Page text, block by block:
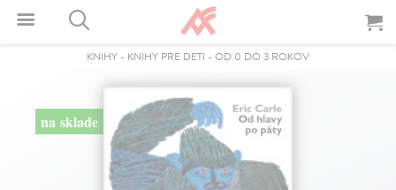
KNIHY - KNIHY PRE DETI - OD 0 DO 3 ROKOV
na sklade